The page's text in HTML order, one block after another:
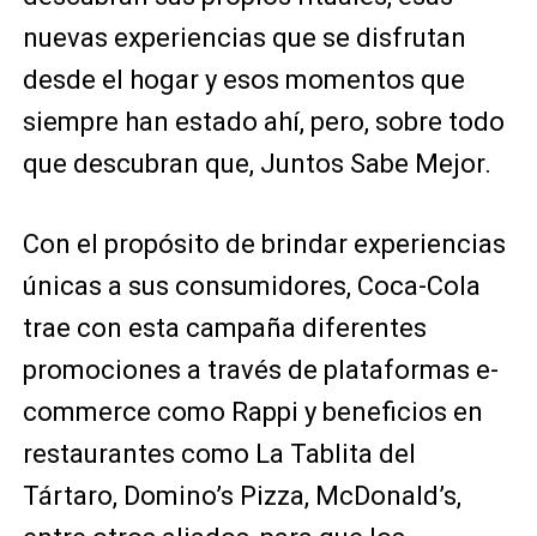
nuevas experiencias que se disfrutan
desde el hogar y esos momentos que
siempre han estado ahí, pero, sobre todo
que descubran que, Juntos Sabe Mejor.
Con el propósito de brindar experiencias
únicas a sus consumidores, Coca-Cola
trae con esta campaña diferentes
promociones a través de plataformas e-
commerce como Rappi y beneficios en
restaurantes como La Tablita del
Tártaro, Domino’s Pizza, McDonald’s,